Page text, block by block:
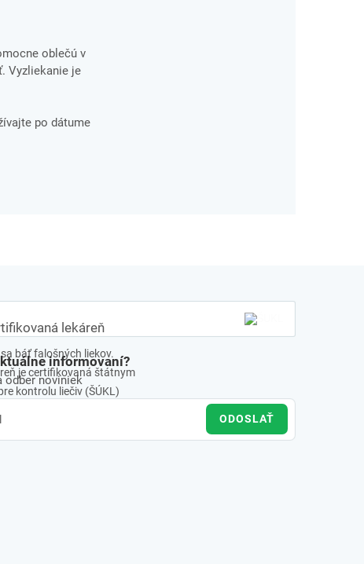
oblečú v
Vyzliekanie je
po dátume
lekáreň
báť falošných liekov.
je certifikovaná štátnym
kontrolu liečiv (ŠÚKL)
informovaní?
odber noviniek
ODOSLAŤ